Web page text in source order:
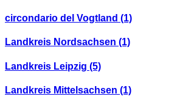
circondario del Vogtland (1)
Landkreis Nordsachsen (1)
Landkreis Leipzig (5)
Landkreis Mittelsachsen (1)